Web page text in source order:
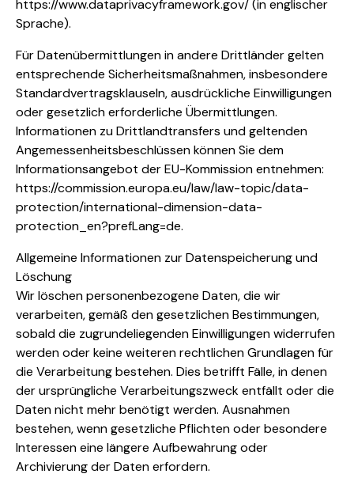
https://www.dataprivacyframework.gov/ (in englischer
Sprache).
Für Datenübermittlungen in andere Drittländer gelten
entsprechende Sicherheitsmaßnahmen, insbesondere
Standardvertragsklauseln, ausdrückliche Einwilligungen
oder gesetzlich erforderliche Übermittlungen.
Informationen zu Drittlandtransfers und geltenden
Angemessenheitsbeschlüssen können Sie dem
Informationsangebot der EU-Kommission entnehmen:
https://commission.europa.eu/law/law-topic/data-
protection/international-dimension-data-
protection_en?prefLang=de.
Allgemeine Informationen zur Datenspeicherung und
Löschung
Wir löschen personenbezogene Daten, die wir
verarbeiten, gemäß den gesetzlichen Bestimmungen,
sobald die zugrundeliegenden Einwilligungen widerrufen
werden oder keine weiteren rechtlichen Grundlagen für
die Verarbeitung bestehen. Dies betrifft Fälle, in denen
der ursprüngliche Verarbeitungszweck entfällt oder die
Daten nicht mehr benötigt werden. Ausnahmen
bestehen, wenn gesetzliche Pflichten oder besondere
Interessen eine längere Aufbewahrung oder
Archivierung der Daten erfordern.